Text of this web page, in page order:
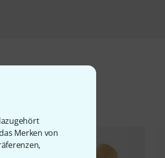
Merken von